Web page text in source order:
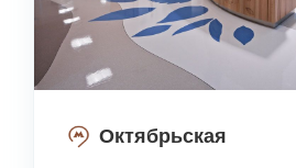
Октябрьская